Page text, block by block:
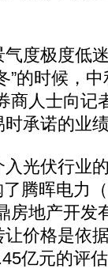
度极度低
的时候，
商人士向记
承诺的业绩
光伏行业
腾晖电力
房地产开发
价格是依
亿元的评